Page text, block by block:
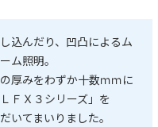
込んだり、凹凸によるム
ム照明。
厚みをわずか十数ｍｍに
ＦＸ３シリーズ」を
いてまいりました。